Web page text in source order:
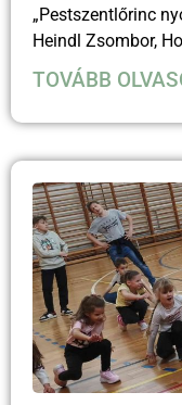
„Pestszentlőrinc
Heindl Zsombor,
TOVÁBB